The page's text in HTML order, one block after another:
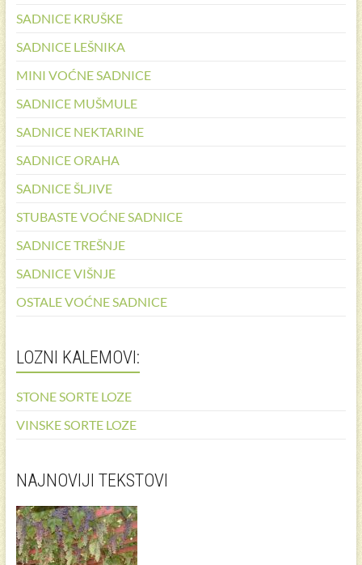
SADNICE KRUŠKE
SADNICE LEŠNIKA
MINI VOĆNE SADNICE
SADNICE MUŠMULE
SADNICE NEKTARINE
SADNICE ORAHA
SADNICE ŠLJIVE
STUBASTE VOĆNE SADNICE
SADNICE TREŠNJE
SADNICE VIŠNJE
OSTALE VOĆNE SADNICE
LOZNI KALEMOVI:
STONE SORTE LOZE
VINSKE SORTE LOZE
NAJNOVIJI TEKSTOVI